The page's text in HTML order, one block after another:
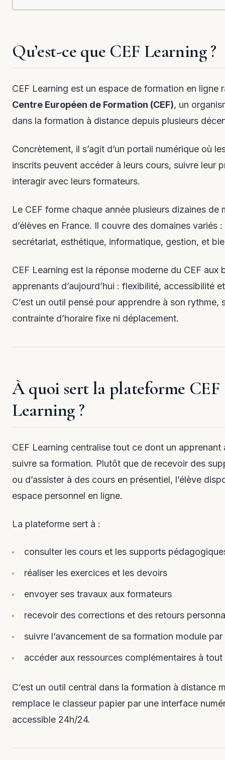
Qu’est-ce que CEF Learning ?
CEF Learning est un espace de formation en ligne
Centre Européen de Formation (CEF), un
dans la formation à distance depuis plusieurs
Concrètement, il s’agit d’un portail numérique où
inscrits peuvent accéder à leurs cours, suivre leur
interagir avec leurs formateurs.
Le CEF forme chaque année plusieurs dizaines de
d’élèves en France. Il couvre des domaines variés
secrétariat, esthétique, informatique, gestion, et
CEF Learning est la réponse moderne du CEF aux
apprenants d’aujourd’hui : flexibilité, accessibilité
C’est un outil pensé pour apprendre à son rythme,
contrainte d’horaire fixe ni déplacement.
À quoi sert la plateforme CEF
Learning ?
CEF Learning centralise tout ce dont un apprenant
suivre sa formation. Plutôt que de recevoir des
ou d’assister à des cours en présentiel, l’élève
espace personnel en ligne.
La plateforme sert à :
consulter les cours et les supports
réaliser les exercices et les devoirs
envoyer ses travaux aux formateurs
recevoir des corrections et des retours
suivre l’avancement de sa formation module
accéder aux ressources complémentaires à tout
C’est un outil central dans la formation à distance
remplace le classeur papier par une interface
accessible 24h/24.